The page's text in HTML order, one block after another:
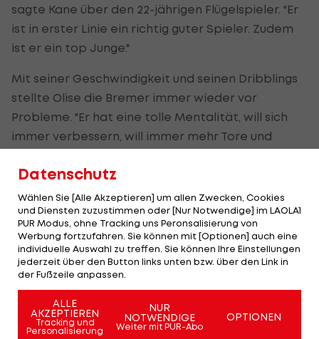
sagte Kane über den 22-jährigen Flügelspieler. "Er
ist in erster Linie ein richtig guter Spieler. Zudem
ist er ein top Junge."
Mit seiner Geschwindigkeit und seinen Dribblings
stellte Olise die Bremer immer wieder vor
Probleme. "Er hat eine tolle Mentalität, will sich
immer verbessern, will immer mehr Tore und
musst hungrig sein, um dich zu entwickeln. Und
genau das ist er", lobte Kane den in London
geborenen französischen Teamspieler.
Olise auf Robbens Spuren?
Einige wollten Olise nach seiner Galavorstellung
bereits mit dem Niederländer Arjen Robben
vergleichen, der von 2009 bis 2019 zehn Jahre lang
Datenschutz
Wählen Sie [Alle Akzeptieren] um allen Zwecken, Cookies
und Diensten zuzustimmen oder [Nur Notwendige] im LAOLA1
PUR Modus, ohne Tracking uns Peronsalisierung von
Werbung fortzufahren. Sie können mit [Optionen] auch eine
individuelle Auswahl zu treffen. Sie können Ihre Einstellungen
jederzeit über den Button links unten bzw. über den Link in
der Fußzeile anpassen.
ALLE
AKZEPTIEREN
Tracking und
Personalisierung
NUR
NOTWENDIGE
Weiter mit PUR-Abo
OPTIONEN